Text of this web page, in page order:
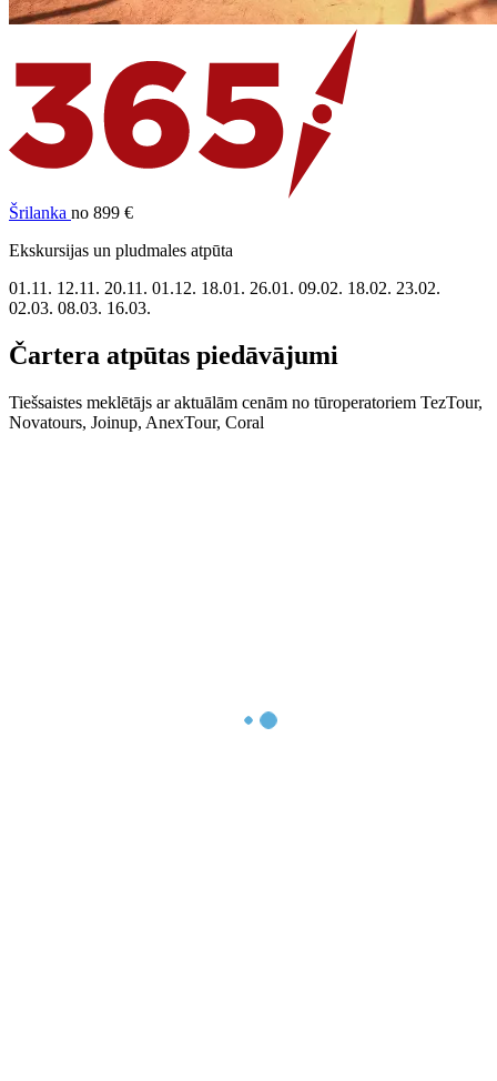
Šrilanka no 899 €
Ekskursijas un pludmales atpūta
01.11. 12.11. 20.11. 01.12. 18.01. 26.01. 09.02. 18.02. 23.02.
02.03. 08.03. 16.03.
Čartera atpūtas piedāvājumi
Tiešsaistes meklētājs ar aktuālām cenām no tūroperatoriem TezTour,
Novatours, Joinup, AnexTour, Coral